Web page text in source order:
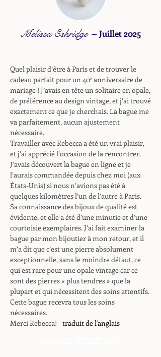
Melissa Eskridge~Juillet 2025
Quel plaisir d’être à Paris et de trouver le
cadeau parfait pour un 40ᵉ anniversaire de
mariage ! J’avais en tête un solitaire en opale,
de préférence au design vintage, et j’ai trouvé
exactement ce que je cherchais. La bague me
va parfaitement, aucun ajustement
nécessaire.
Travailler avec Rebecca a été un vrai plaisir,
et j’ai apprécié l’occasion de la rencontrer.
J’avais découvert la bague en ligne et je
l’aurais commandée depuis chez moi (aux
États-Unis) si nous n’avions pas été à
quelques kilomètres l’un de l’autre à Paris.
Sa connaissance des bijoux de qualité est
évidente, et elle a été d’une minutie et d’une
courtoisie exemplaires. J’ai fait examiner la
bague par mon bijoutier à mon retour, et il
m’a dit que c’est une pierre absolument
exceptionnelle, sans le moindre défaut, ce
qui est rare pour une opale vintage car ce
sont des pierres « plus tendres » que la
plupart et qui nécessitent des soins attentifs.
Cette bague recevra tous les soins
nécessaires.
Merci Rebecca! - traduit de l'anglais